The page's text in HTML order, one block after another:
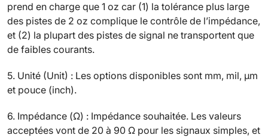
prend en charge que 1 oz car (1) la tolérance plus large
des pistes de 2 oz complique le contrôle de l’impédance,
et (2) la plupart des pistes de signal ne transportent que
de faibles courants.
5. Unité (Unit) : Les options disponibles sont mm, mil, μm
et pouce (inch).
6. Impédance (Ω) : Impédance souhaitée. Les valeurs
acceptées vont de 20 à 90 Ω pour les signaux simples, et